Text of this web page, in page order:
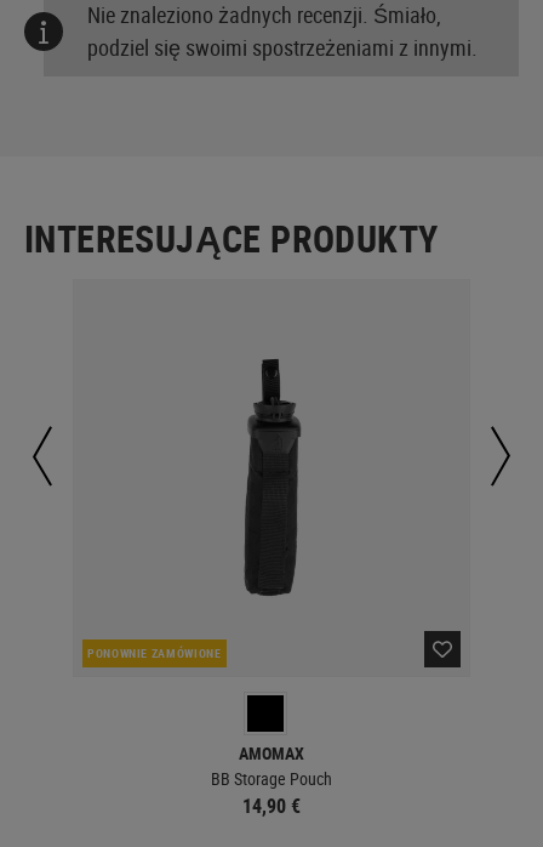
Nie znaleziono żadnych recenzji. Śmiało,
podziel się swoimi spostrzeżeniami z innymi.
INTERESUJĄCE PRODUKTY
PONOWNIE ZAMÓWIONE
AMOMAX
BB Storage Pouch
14,90 €